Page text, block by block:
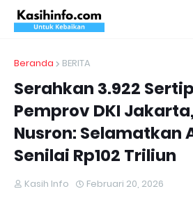
Beranda BERITA
Serahkan 3.922
Pemprov DKI
Nusron: Selamatkan
Senilai Rp102 Triliun
Kasih Info Februari 20, 2026